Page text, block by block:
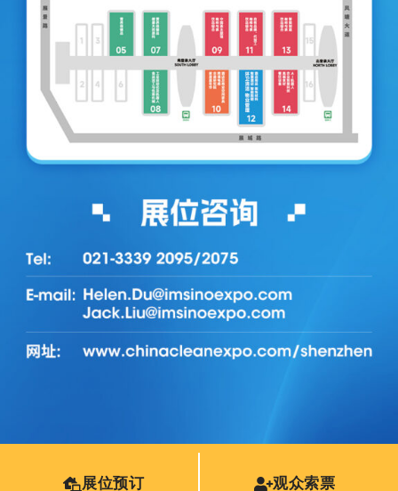
展位预订 观众索票